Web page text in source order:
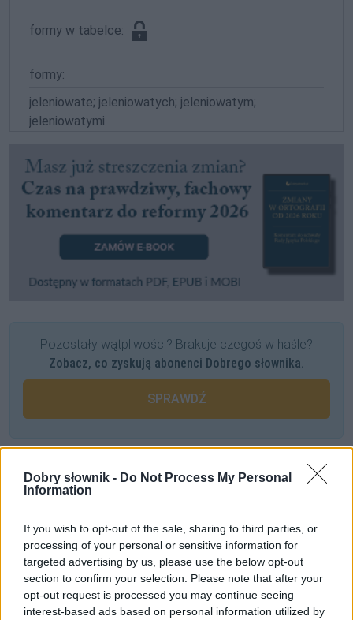
Dobry słownik - Do Not Process My Personal
Information
If you wish to opt-out of the sale, sharing to third parties, or
processing of your personal or sensitive information for
targeted advertising by us, please use the below opt-out
section to confirm your selection. Please note that after your
opt-out request is processed you may continue seeing
interest-based ads based on personal information utilized by
formy w tabelce:
formy:
jeleniowate; jeleniowatych; jeleniowatym;
jeleniowatymi
Pozostały wątpliwości? Brakuje czegoś w haśle?
Zobacz, co zyskują abonenci Dobrego słownika.
SPRAWDŹ
Często sprawdzane
Ach, uwaga na błąd
psuć zabawę
Odmiana:bilarduczy bilarda?
Ciekawostki